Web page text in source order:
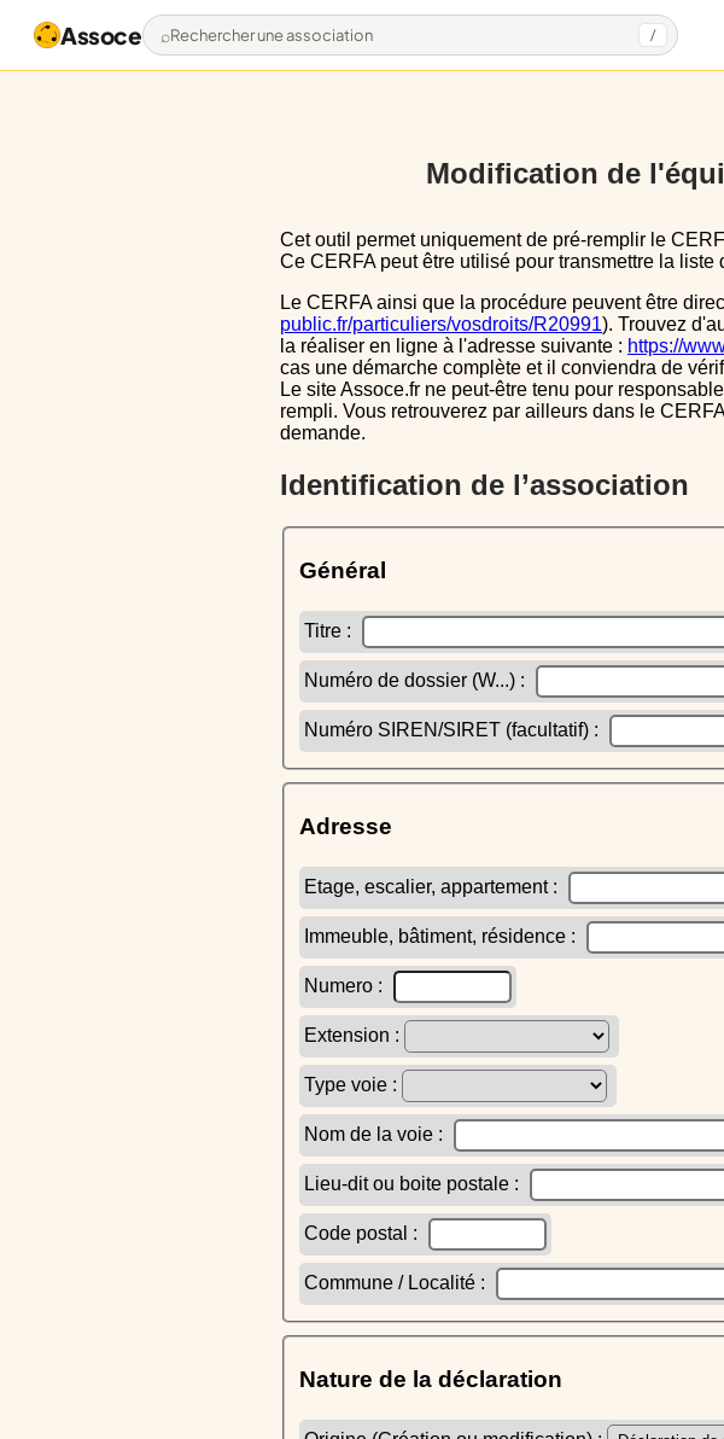
Assoce Rechercher une association /
Modification de
Cet outil permet uniquement de pré-remplir le CERFA 13971*03 avec les données actuellement disponibles publiquement.
Ce CERFA peut être utilisé pour transmettre la
Le CERFA ainsi que la procédure peuvent être
public.fr/particuliers/vosdroits/R20991). Trouvez
la réaliser en ligne à l'adresse suivante : https://
cas une démarche complète et il conviendra de
Le site Assoce.fr ne peut-être tenu pour
rempli. Vous retrouverez par ailleurs dans le
demande.
Identification de l’association
Général
Titre :
Numéro de dossier (W...) :
Numéro SIREN/SIRET (facultatif) :
Adresse
Etage, escalier, appartement :
Immeuble, bâtiment, résidence :
Numero :
Extension :
Type voie :
Nom de la voie :
Lieu-dit ou boite postale :
Code postal :
Commune / Localité :
Nature de la déclaration